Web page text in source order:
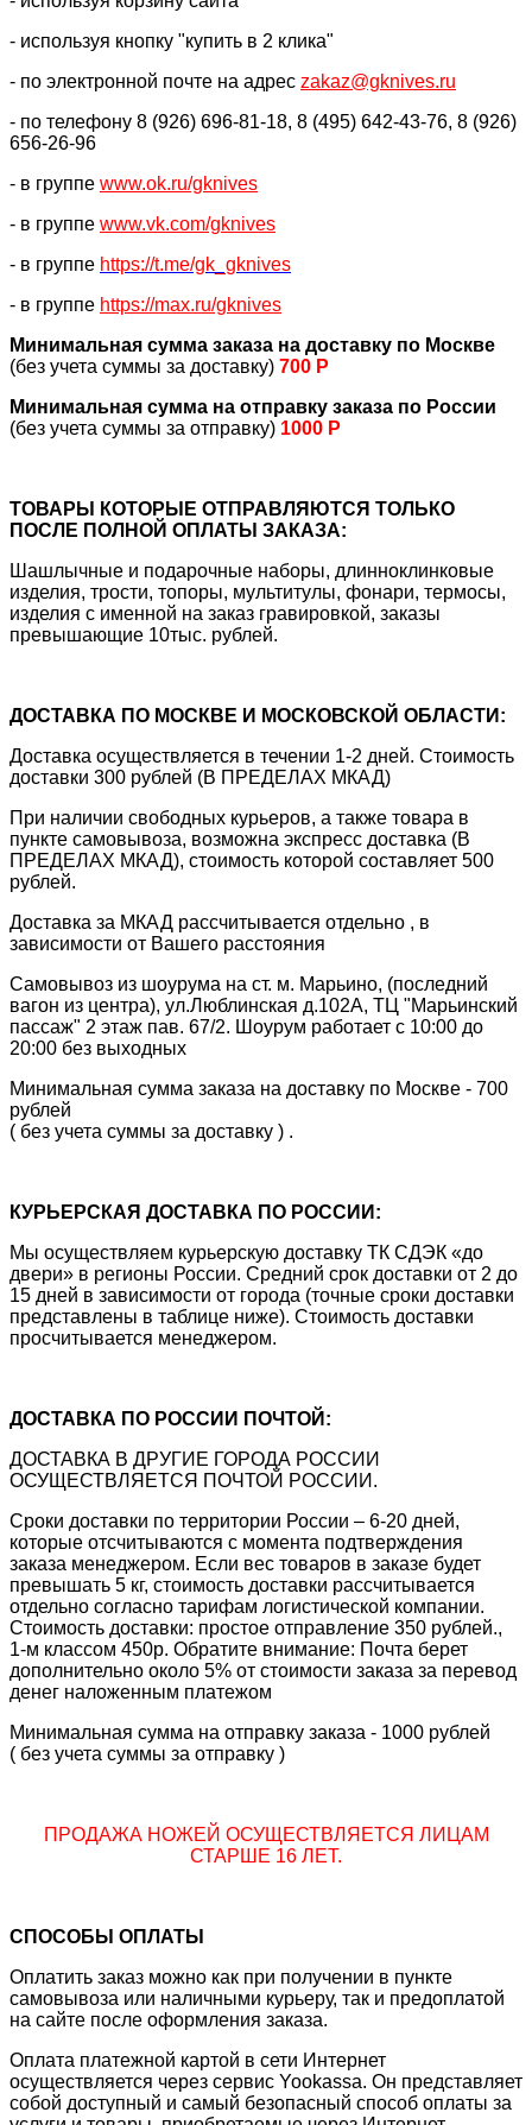
- используя кнопку "купить в 2 клика"
- по электронной почте на адрес zakaz@gknives.ru
- по телефону 8 (926) 696-81-18, 8 (495) 642-43-76, 8 (926)
656-26-96
- в группе www.ok.ru/gknives
- в группе www.vk.com/gknives
- в группе https://t.me/gk_gknives
- в группе https://max.ru/gknives
Минимальная сумма заказа на доставку по Москве
(без учета суммы за доставку) 700 Р
Минимальная сумма на отправку заказа по России
(без учета суммы за отправку) 1000 Р
ТОВАРЫ КОТОРЫЕ ОТПРАВЛЯЮТСЯ ТОЛЬКО
ПОСЛЕ ПОЛНОЙ ОПЛАТЫ ЗАКАЗА:
Шашлычные и подарочные наборы, длинноклинковые
изделия, трости, топоры, мультитулы, фонари, термосы,
изделия с именной на заказ гравировкой, заказы
превышающие 10тыс. рублей.
ДОСТАВКА ПО МОСКВЕ И МОСКОВСКОЙ ОБЛАСТИ:
Доставка осуществляется в течении 1-2 дней. Стоимость
доставки 300 рублей (В ПРЕДЕЛАХ МКАД)
При наличии свободных курьеров, а также товара в
пункте самовывоза, возможна экспресс доставка (В
ПРЕДЕЛАХ МКАД), стоимость которой составляет 500
рублей.
Доставка за МКАД рассчитывается отдельно , в
зависимости от Вашего расстояния
Самовывоз из шоурума на ст. м. Марьино, (последний
вагон из центра), ул.Люблинская д.102А, ТЦ "Марьинский
пассаж" 2 этаж пав. 67/2. Шоурум работает с 10:00 до
20:00 без выходных
Минимальная сумма заказа на доставку по Москве - 700
рублей
( без учета суммы за доставку ) .
КУРЬЕРСКАЯ ДОСТАВКА ПО РОССИИ:
Мы осуществляем курьерскую доставку ТК СДЭК «до
двери» в регионы России. Средний срок доставки от 2 до
15 дней в зависимости от города (точные сроки доставки
представлены в таблице ниже). Стоимость доставки
просчитывается менеджером.
ДОСТАВКА ПО РОССИИ ПОЧТОЙ:
ДОСТАВКА В ДРУГИЕ ГОРОДА РОССИИ
ОСУЩЕСТВЛЯЕТСЯ ПОЧТОЙ РОССИИ.
Сроки доставки по территории России – 6-20 дней,
которые отсчитываются с момента подтверждения
заказа менеджером. Если вес товаров в заказе будет
превышать 5 кг, стоимость доставки рассчитывается
отдельно согласно тарифам логистической компании.
Стоимость доставки: простое отправление 350 рублей.,
1-м классом 450р. Обратите внимание: Почта берет
дополнительно около 5% от стоимости заказа за перевод
денег наложенным платежом
Минимальная сумма на отправку заказа - 1000 рублей
( без учета суммы за отправку )
ПРОДАЖА НОЖЕЙ ОСУЩЕСТВЛЯЕТСЯ ЛИЦАМ
СТАРШЕ 16 ЛЕТ.
СПОСОБЫ ОПЛАТЫ
Оплатить заказ можно как при получении в пункте
самовывоза или наличными курьеру, так и предоплатой
на сайте после оформления заказа.
Оплата платежной картой в сети Интернет
осуществляется через сервис Yookassa. Он представляет
собой доступный и самый безопасный способ оплаты за